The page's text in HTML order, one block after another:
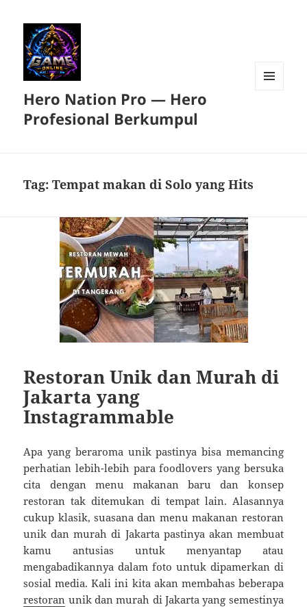
Hero Nation Pro — Hero
Profesional Berkumpul
Tag:Tempat makan di Solo yang Hits
Restoran Unik dan Murah di
Jakarta yang
Instagrammable
Apa yang beraroma unik pastinya bisa memancing
perhatian lebih-lebih para foodlovers yang bersuka
cita dengan menu makanan baru dan konsep
restoran tak ditemukan di tempat lain. Alasannya
cukup klasik, suasana dan menu makanan restoran
unik dan murah di Jakarta pastinya akan membuat
kamu antusias untuk menyantap atau
mengabadikannya dalam foto untuk dipamerkan di
sosial media. Kali ini kita akan membahas beberapa
restoran unik dan murah di Jakarta yang semestinya